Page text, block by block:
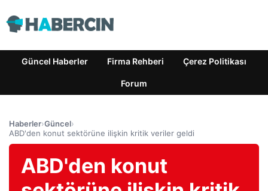
Güncel Haberler Firma Rehberi Çerez Politikası
Forum
Haberler›Güncel›
ABD'den konut sektörüne ilişkin kritik veriler geldi
ABD'den konut